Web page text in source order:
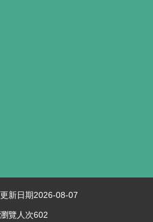
網
安
更新日期2026-08-07
瀏覽人次602